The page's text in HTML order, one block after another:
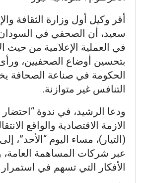
أقر وكيل أول وزارة الثقافة
سعيد، أن الصحفي في
في العملية الإعلامية من حيث
بتحسين أوضاع الصحفيين،
الحكومة في صناعة الصحافة
التنافس غير متوازنة.
ودعا الرشيد، في ندوة
الازمة الاقتصادية والواقع
(التيار)، مساء اليوم “الأحد”،
عبر شركات المساهمة العامة،
الأفكار التي تسهم في